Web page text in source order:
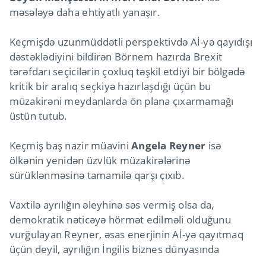
məsələyə daha ehtiyatlı yanaşır.
Keçmişdə uzunmüddətli perspektivdə Aİ-yə qayıdışı
dəstəklədiyini bildirən Börnem hazırda Brexit
tərəfdarı seçicilərin çoxluq təşkil etdiyi bir bölgədə
kritik bir aralıq seçkiyə hazırlaşdığı üçün bu
müzakirəni meydanlarda ön plana çıxarmamağı
üstün tutub.
Keçmiş baş nazir müaviniAngela Reyner isə
ölkənin yenidən üzvlük müzakirələrinə
sürüklənməsinə tamamilə qarşı çıxıb.
Vaxtilə ayrılığın əleyhinə səs vermiş olsa da,
demokratik nəticəyə hörmət edilməli olduğunu
vurğulayan Reyner, əsas enerjinin Aİ-yə qayıtmaq
üçün deyil, ayrılığın İngilis biznes dünyasında